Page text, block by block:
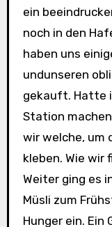
ein
noch in den
haben uns
undunseren
gekauft. Hatte
Station
wir welche, um
kleben. Wie wir
Weiter ging es
Müsli zum
Hunger ein. Ein